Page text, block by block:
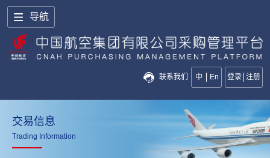
导航
联系我们 中 En 登录 注册
交易信息
Trading Information